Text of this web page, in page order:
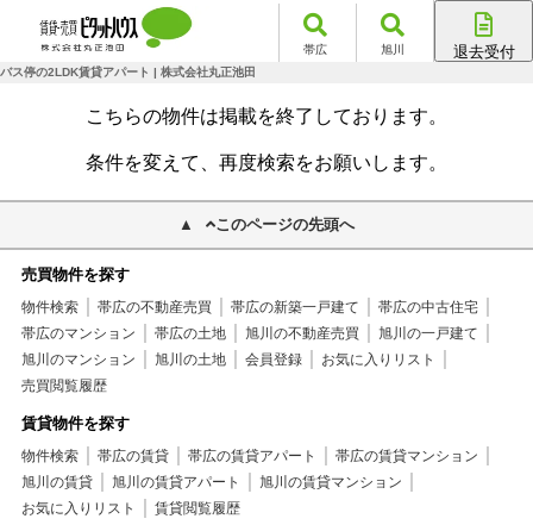
帯広 旭川 退去受付
バス停の2LDK賃貸アパート | 株式会社丸正池田
こちらの物件は掲載を終了しております。
条件を変えて、再度検索をお願いします。
このページの先頭へ
売買物件を探す
物件検索 帯広の不動産売買 帯広の新築一戸建て
帯広の中古住宅
帯広のマンション
帯広の土地 旭川の不動産売買
旭川の一戸建て
旭川のマンション
旭川の土地 会員登録
お気に入りリスト
売買閲覧履歴
賃貸物件を探す
物件検索 帯広の賃貸 帯広の賃貸アパート
帯広の賃貸マンション
旭川の賃貸
旭川の賃貸アパート
旭川の賃貸マンション
お気に入りリスト
賃貸閲覧履歴